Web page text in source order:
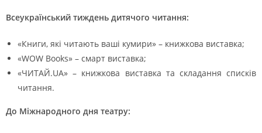
Всеукраїнський тиждень дитячого читання:
«Книги, які читають ваші кумири» – книжкова виставка;
«WOW Books» – смарт виставка;
«ЧИТАЙ.UA» – книжкова виставка та складання списків
читання.
До Міжнародного дня театру: